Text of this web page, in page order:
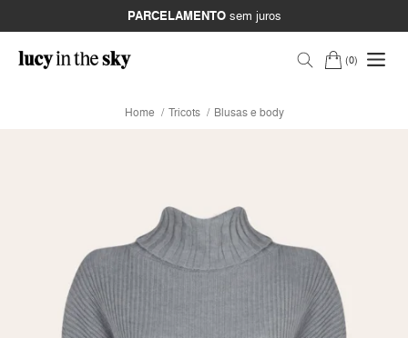
PARCELAMENTOsem juros
0
Home Tricots Blusas e body